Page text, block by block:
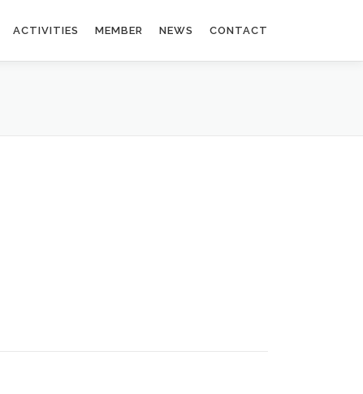
ACTIVITIES MEMBER NEWS CONTACT